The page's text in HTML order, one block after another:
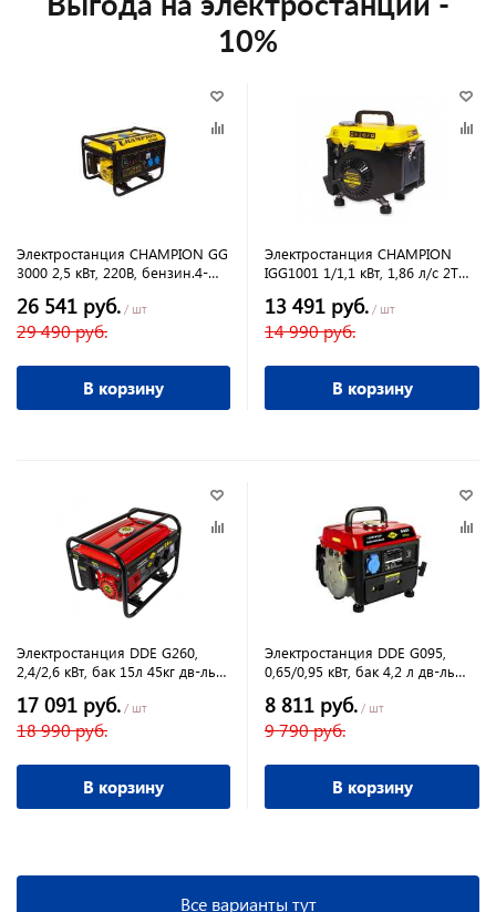
10%
Электростанция CHAMPION GG
3000 2,5 кВт, 220В, бензин.4-
26 541 руб. / шт
29 490 руб.
В корзину
Электростанция CHAMPION
IGG1001 1/1,1 кВт, 1,86 л/с 2Т
13 491 руб. / шт
14 990 руб.
В корзину
Электростанция DDE G260,
2,4/2,6 кВт, бак 15л 45кг дв-ль
17 091 руб. / шт
18 990 руб.
В корзину
Электростанция DDE G095,
0,65/0,95 кВт, бак 4,2 л дв-ль
8 811 руб. / шт
9 790 руб.
В корзину
Все варианты тут